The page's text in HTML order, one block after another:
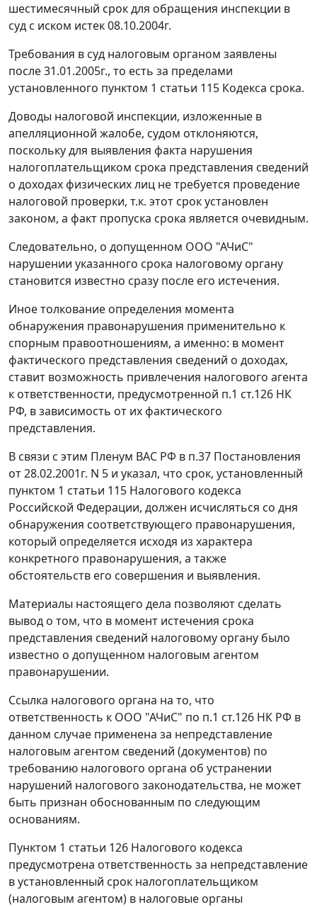
шестимесячный срок для обращения инспекции в
суд с иском истек 08.10.2004г.
Требования в суд налоговым органом заявлены
после 31.01.2005г., то есть за пределами
установленного пунктом 1 статьи 115 Кодекса срока.
Доводы налоговой инспекции, изложенные в
апелляционной жалобе, судом отклоняются,
поскольку для выявления факта нарушения
налогоплательщиком срока представления сведений
о доходах физических лиц не требуется проведение
налоговой проверки, т.к. этот срок установлен
законом, а факт пропуска срока является очевидным.
Следовательно, о допущенном ООО "АЧиС"
нарушении указанного срока налоговому органу
становится известно сразу после его истечения.
Иное толкование определения момента
обнаружения правонарушения применительно к
спорным правоотношениям, а именно: в момент
фактического представления сведений о доходах,
ставит возможность привлечения налогового агента
к ответственности, предусмотренной п.1 ст.126 НК
РФ, в зависимость от их фактического
представления.
В связи с этим Пленум ВАС РФ в п.37 Постановления
от 28.02.2001г. N 5 и указал, что срок, установленный
пунктом 1 статьи 115 Налогового кодекса
Российской Федерации, должен исчисляться со дня
обнаружения соответствующего правонарушения,
который определяется исходя из характера
конкретного правонарушения, а также
обстоятельств его совершения и выявления.
Материалы настоящего дела позволяют сделать
вывод о том, что в момент истечения срока
представления сведений налоговому органу было
известно о допущенном налоговым агентом
правонарушении.
Ссылка налогового органа на то, что
ответственность к ООО "АЧиС" по п.1 ст.126 НК РФ в
данном случае применена за непредставление
налоговым агентом сведений (документов) по
требованию налогового органа об устранении
нарушений налогового законодательства, не может
быть признан обоснованным по следующим
основаниям.
Пунктом 1 статьи 126 Налогового кодекса
предусмотрена ответственность за непредставление
в установленный срок налогоплательщиком
(налоговым агентом) в налоговые органы